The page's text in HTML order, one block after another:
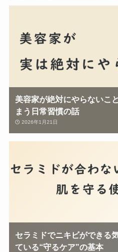
美容家が絶対にやらないこ
まう日常習慣の話
2026年1月21日
セラミドでニキビができる
ている“守るケア”の基本